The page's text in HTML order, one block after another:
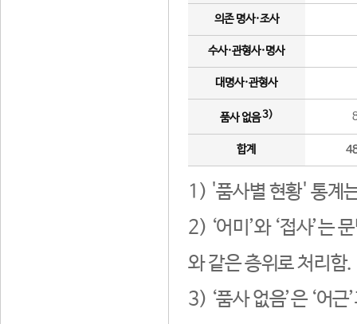
의존 명사·조사
수사·관형사·명사
대명사·관형사
품사 없음3)
합계
1) '품사별 현황' 통계
2) ‘어미’와 ‘접사’는
와 같은 층위로 처리함.
3) ‘품사 없음’은 ‘어